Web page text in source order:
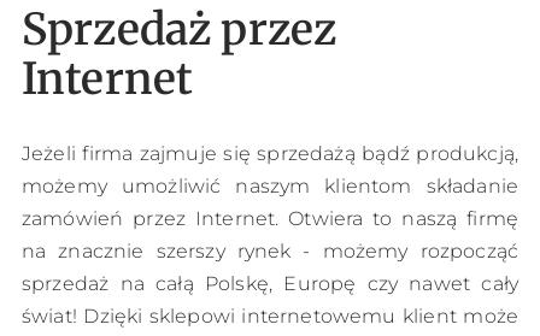
Sprzedaż przez
Internet
Jeżeli firma zajmuje się sprzedażą bądź produkcją,
możemy umożliwić naszym klientom składanie
zamówień przez Internet. Otwiera to naszą firmę
na znacznie szerszy rynek - możemy rozpocząć
sprzedaż na całą Polskę, Europę czy nawet cały
świat! Dzięki sklepowi internetowemu klient może